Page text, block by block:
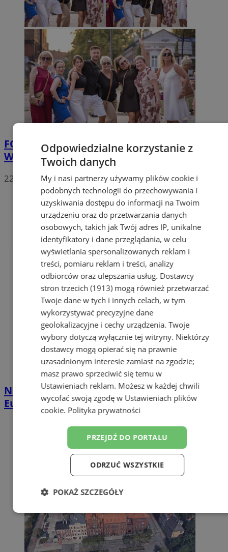
FOTO
Kolejna potańcówka za nami. DJ
Witek Śmieszek rozkręcił Plac Teatralny
22
Najpiękniejsze miejsca do zobaczenia w
Europie – co warto mieć na uwadze?
Odpowiedzialne korzystanie z
Twoich danych
My i nasi partnerzy używamy plików cookie i
podobnych technologii do przechowywania i
uzyskiwania dostępu do informacji na Twoim
urządzeniu oraz do przetwarzania danych
osobowych, takich jak Twój adres IP, unikalne
identyfikatory i dane przeglądania, w celu
wyświetlania spersonalizowanych reklam i
treści, pomiaru reklam i treści, analizy
odbiorców oraz ulepszania usług. Dostawcy
stron trzecich (1913)mogą również przetwarzać
Twoje dane w tych i innych celach, w tym
wykorzystywać precyzyjne dane
geolokalizacyjne i cechy urządzenia. Twoje
wybory dotyczą wyłącznie tej witryny. Niektórzy
dostawcy mogą opierać się na prawnie
uzasadnionym interesie zamiast na zgodzie;
masz prawo sprzeciwić się temu w
Ustawieniach reklam. Możesz w każdej chwili
wycofać swoją zgodę w Ustawieniach plików
cookie. Polityka prywatności
PRZEJDŹ DO PORTALU
ODRZUĆ WSZYSTKIE
POKAŻ SZCZEGÓŁY
Niezbędne Wydajność Targetowanie